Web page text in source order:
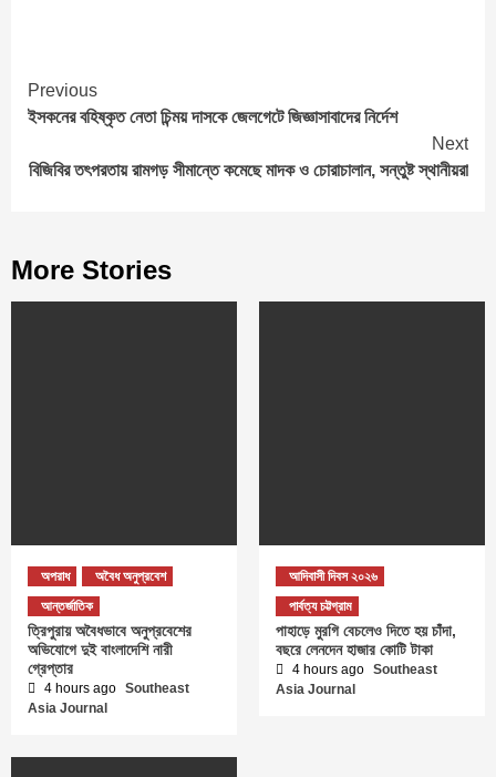
Continue
Reading
Previous
ইসকনের বহিষ্কৃত নেতা চিন্ময় দাসকে জেলগেটে জিজ্ঞাসাবাদের নির্দেশ
Next
বিজিবির তৎপরতায় রামগড় সীমান্তে কমেছে মাদক ও চোরাচালান, সন্তুষ্ট স্থানীয়রা
More Stories
অপরাধ
অবৈধ অনুপ্রবেশ
আন্তর্জাতিক
ত্রিপুরায় অবৈধভাবে অনুপ্রবেশের
অভিযোগে দুই বাংলাদেশি নারী
গ্রেপ্তার
4 hours ago Southeast
Asia Journal
আদিবাসী দিবস ২০২৬
পার্বত্য চট্টগ্রাম
পাহাড়ে মুরগি বেচলেও দিতে হয় চাঁদা,
বছরে লেনদেন হাজার কোটি টাকা
4 hours ago Southeast
Asia Journal